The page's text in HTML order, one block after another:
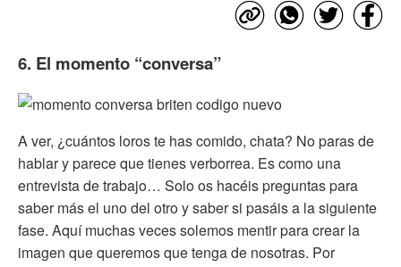
6. El momento “conversa”
A ver, ¿cuántos loros te has comido, chata? No paras de
hablar y parece que tienes verborrea. Es como una
entrevista de trabajo… Solo os hacéis preguntas para
saber más el uno del otro y saber si pasáis a la siguiente
fase. Aquí muchas veces solemos mentir para crear la
imagen que queremos que tenga de nosotras. Por